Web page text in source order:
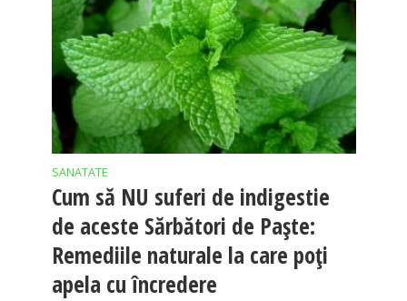
SANATATE
Cum să NU suferi de indigestie
de aceste Sărbători de Paște:
Remediile naturale la care poți
apela cu încredere